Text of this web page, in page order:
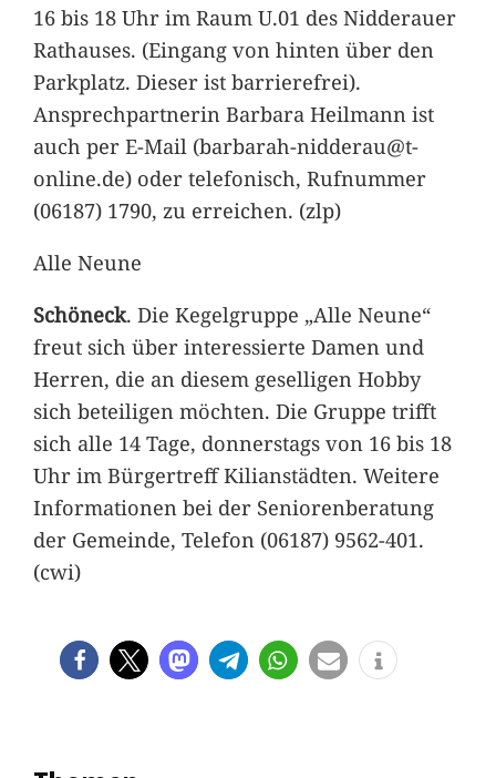
16 bis 18 Uhr im Raum U.01 des Nidderauer
Rathauses. (Eingang von hinten über den
Parkplatz. Dieser ist barrierefrei).
Ansprechpartnerin Barbara Heilmann ist
auch per E-Mail (barbarah-nidderau@t-
online.de) oder telefonisch, Rufnummer
(06187) 1790, zu erreichen. (zlp)
Alle Neune
Schöneck. Die Kegelgruppe „Alle Neune“
freut sich über interessierte Damen und
Herren, die an diesem geselligen Hobby
sich beteiligen möchten. Die Gruppe trifft
sich alle 14 Tage, donnerstags von 16 bis 18
Uhr im Bürgertreff Kilianstädten. Weitere
Informationen bei der Seniorenberatung
der Gemeinde, Telefon (06187) 9562-401.
(cwi)